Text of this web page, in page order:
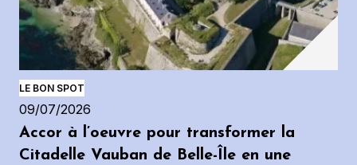
LE BON SPOT
09/07/2026
Accor à l’oeuvre pour transformer la
Citadelle Vauban de Belle-Île en une